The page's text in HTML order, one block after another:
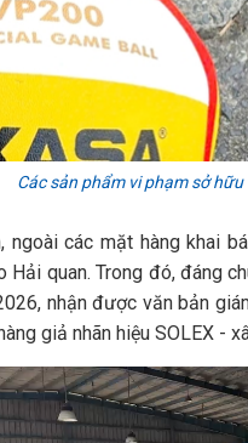
Các sản phẩm vi phạm sở
ngoài các mặt hàng khai
Hải quan. Trong đó, đáng
nhận được văn bản
giả nhãn hiệu SOLEX -